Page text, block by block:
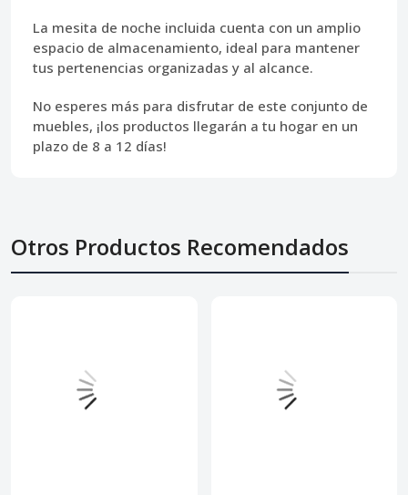
La mesita de noche incluida cuenta con un amplio
espacio de almacenamiento, ideal para mantener
tus pertenencias organizadas y al alcance.
No esperes más para disfrutar de este conjunto de
muebles, ¡los productos llegarán a tu hogar en un
plazo de 8 a 12 días!
Otros Productos Recomendados